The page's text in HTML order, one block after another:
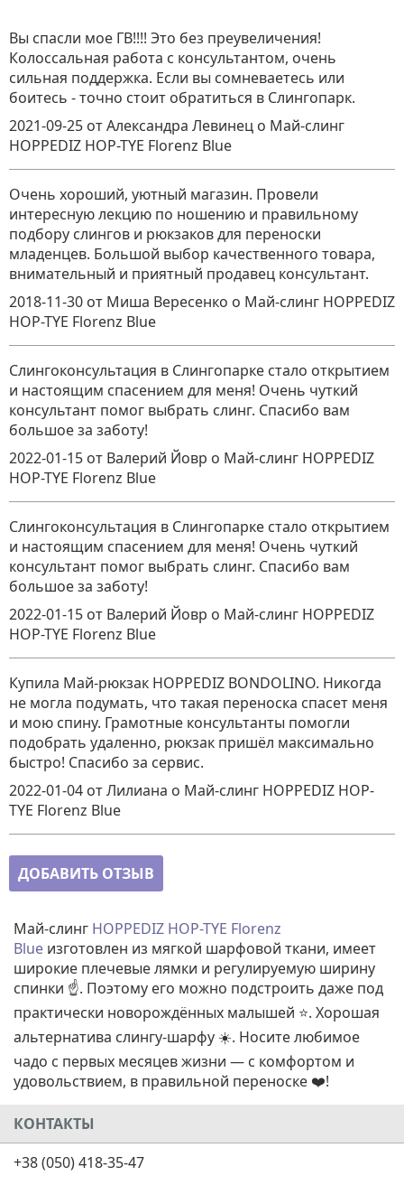
Вы спасли мое ГВ!!!! Это без преувеличения!
Колоссальная работа с консультантом, очень
сильная поддержка. Если вы сомневаетесь или
боитесь - точно стоит обратиться в Слингопарк.
2021-09-25 от Александра Левинец о Май-слинг
HOPPEDIZ HOP-TYE Florenz Blue
Очень хороший, уютный магазин. Провели
интересную лекцию по ношению и правильному
подбору слингов и рюкзаков для переноски
младенцев. Большой выбор качественного товара,
внимательный и приятный продавец консультант.
2018-11-30 от Миша Вересенко о Май-слинг HOPPEDIZ
HOP-TYE Florenz Blue
Слингоконсультация в Слингопарке стало открытием
и настоящим спасением для меня! Очень чуткий
консультант помог выбрать слинг. Спасибо вам
большое за заботу!
2022-01-15 от Валерий Йовр о Май-слинг HOPPEDIZ
HOP-TYE Florenz Blue
Слингоконсультация в Слингопарке стало открытием
и настоящим спасением для меня! Очень чуткий
консультант помог выбрать слинг. Спасибо вам
большое за заботу!
2022-01-15 от Валерий Йовр о Май-слинг HOPPEDIZ
HOP-TYE Florenz Blue
Купила Май-рюкзак HOPPEDIZ BONDOLINO. Никогда
не могла подумать, что такая переноска спасет меня
и мою спину. Грамотные консультанты помогли
подобрать удаленно, рюкзак пришёл максимально
быстро! Спасибо за сервис.
2022-01-04 от Лилиана о Май-слинг HOPPEDIZ HOP-
TYE Florenz Blue
ДОБАВИТЬ ОТЗЫВ
Май-слинг HOPPEDIZ HOP-TYE Florenz
Blue изготовлен из мягкой шарфовой ткани, имеет
широкие плечевые лямки и регулируемую ширину
спинки ☝️. Поэтому его можно подстроить даже под
практически новорождённых малышей ⭐. Хорошая
альтернатива слингу-шарфу ☀️. Носите любимое
чадо с первых месяцев жизни — с комфортом и
удовольствием, в правильной переноске ❤️!
КОНТАКТЫ
+38 (050) 418-35-47